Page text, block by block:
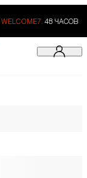
WELCOME7. 48 ЧАСОВ